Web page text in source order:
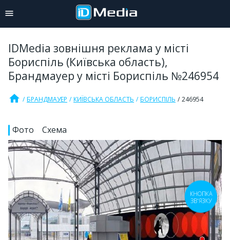
IDMedia зовнішня реклама у місті
Бориспіль (Київська область),
Брандмауер у місті Бориспіль №246954
home БРАНДМАУЕР КИЇВСЬКА ОБЛАСТЬ БОРИСПІЛЬ 246954
Фото Схема
КНОПКА
ЗВ'ЯЗКУ